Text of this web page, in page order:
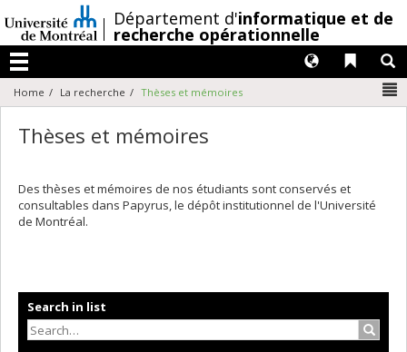
au
contenu
/Département d'informatique et de
recherche opérationnelle
Menu
Liens
Langues
Home La recherche Thèses et mémoires
Thèses et mémoires
Des thèses et mémoires de nos étudiants sont conservés et
consultables dans Papyrus, le dépôt institutionnel de l'Université
de Montréal.
Search in list